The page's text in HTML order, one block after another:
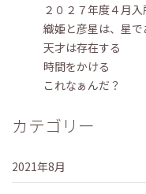
２０２７年度４月
織姫と彦星は、星
天才は存在する
時間をかける
これなぁんだ？
カテゴリー
2021年8月